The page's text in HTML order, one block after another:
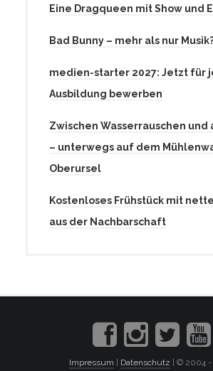
Eine Dragqueen mit Show und
Bad Bunny – mehr als nur
medien-starter 2027: Jetzt für
Ausbildung bewerben
Zwischen Wasserrauschen und
– unterwegs auf dem
Oberursel
Kostenloses Frühstück mit
aus der Nachbarschaft
Impressum Datenschutz | © 2004